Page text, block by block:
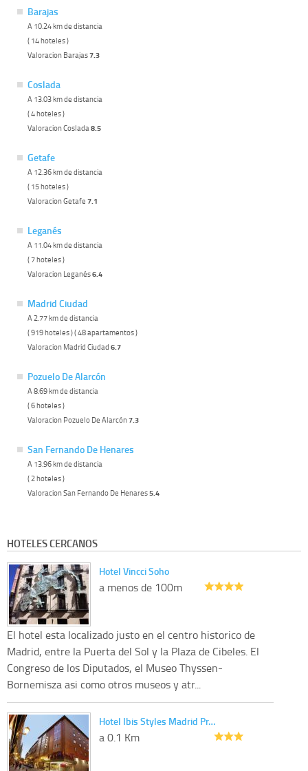
Barajas
A 10.24 km de distancia
( 14 hoteles )
Valoracion Barajas7.3
Coslada
A 13.03 km de distancia
( 4 hoteles )
Valoracion Coslada 8.5
Getafe
A 12.36 km de distancia
( 15 hoteles )
Valoracion Getafe 7.1
Leganés
A 11.04 km de distancia
( 7 hoteles )
Valoracion Leganés6.4
Madrid Ciudad
A 2.77 km de distancia
( 919 hoteles ) ( 48 apartamentos )
Valoracion Madrid Ciudad 6.7
Pozuelo De Alarcón
A 8.69 km de distancia
( 6 hoteles )
Valoracion Pozuelo De Alarcón7.3
San Fernando De Henares
A 13.96 km de distancia
( 2 hoteles )
Valoracion San Fernando De Henares5.4
HOTELES CERCANOS
Hotel Vincci Soho
a menos de 100m
El hotel esta localizado justo en el centro historico de
Madrid, entre la Puerta del Sol y la Plaza de Cibeles. El
Congreso de los Diputados, el Museo Thyssen-
Bornemisza asi como otros museos y atr...
Hotel Ibis Styles Madrid Pr…
a 0.1 Km